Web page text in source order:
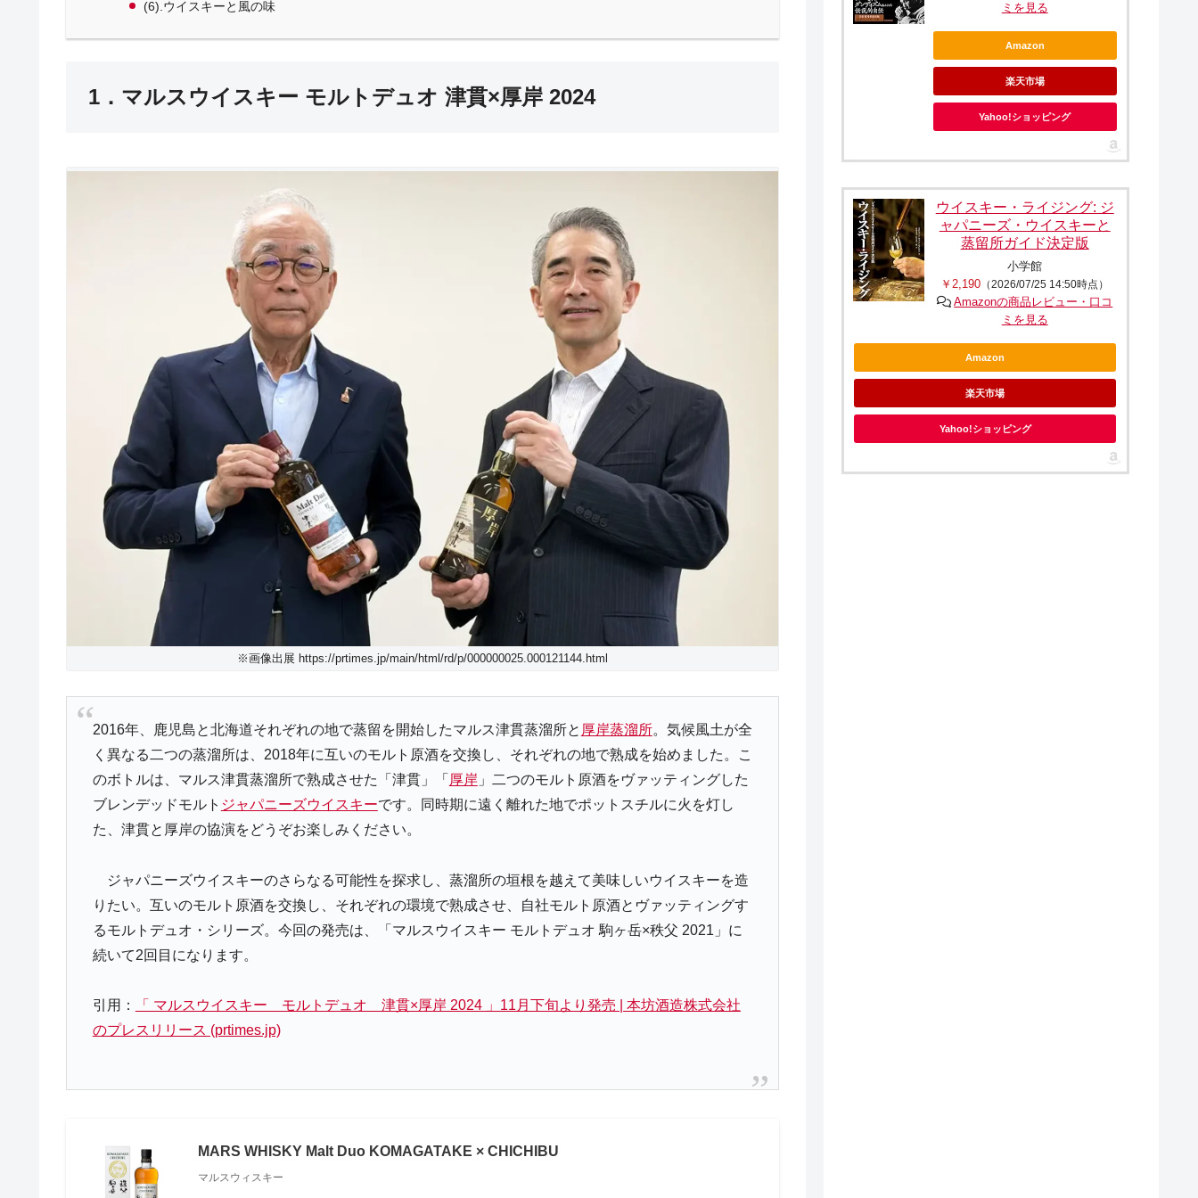
(6).ウイスキーと風の味
1．マルスウイスキー モルトデュオ 津貫×厚岸 2024
※画像出展 https://prtimes.jp/main/html/rd/p/000000025.000121144.html
2016年、鹿児島と北海道それぞれの地で蒸留を開始したマルス津貫蒸溜所と 厚岸蒸溜所。気候風土が全
く異なる二つの蒸溜所は、2018年に互いのモルト原酒を交換し、それぞれの地で熟成を始めました。こ
のボトルは、マルス津貫蒸溜所で熟成させた「津貫」「 厚岸 」二つのモルト原酒をヴァッティングした
ブレンデッドモルト ジャパニーズウイスキーです。同時期に遠く離れた地でポットスチルに火を灯し
た、津貫と厚岸の協演をどうぞお楽しみください。
ジャパニーズウイスキーのさらなる可能性を探求し、蒸溜所の垣根を越えて美味しいウイスキーを造
りたい。互いのモルト原酒を交換し、それぞれの環境で熟成させ、自社モルト原酒とヴァッティングす
るモルトデュオ・シリーズ。今回の発売は、「マルスウイスキー モルトデュオ 駒ヶ岳×秩父 2021」に
続いて2回目になります。
引用：
「 マルスウイスキー モルトデュオ 津貫×厚岸 2024 」11月下旬より発売 | 本坊酒造株式会社
のプレスリリース (prtimes.jp)
MARS WHISKY Malt Duo KOMAGATAKE × CHICHIBU
マルスウィスキー
ミを見る
Amazon
楽天市場
Yahoo!ショッピング
ウイスキー・ライジング: ジ
ャパニーズ・ウイスキーと
蒸留所ガイド決定版
小学館
￥2,190 （2026/07/25 14:50時点）
Amazonの商品レビュー・口コ
ミを見る
Amazon
楽天市場
Yahoo!ショッピング